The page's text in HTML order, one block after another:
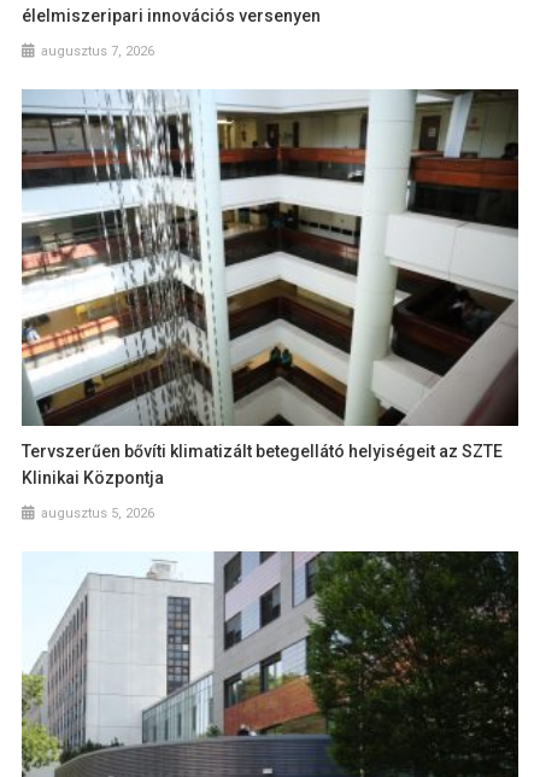
élelmiszeripari innovációs versenyen
augusztus 7, 2026
Tervszerűen bővíti klimatizált betegellátó helyiségeit az SZTE
Klinikai Központja
augusztus 5, 2026